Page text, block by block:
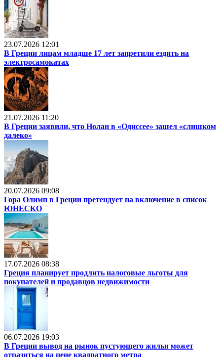
23.07.2026 12:01
В Греции лицам младше 17 лет запретили ездить на
электросамокатах
21.07.2026 11:20
В Греции заявили, что Нолан в «Одиссее» зашел «слишком
далеко»
20.07.2026 09:08
Гора Олимп в Греции претендует на включение в список
ЮНЕСКО
17.07.2026 08:38
Греция планирует продлить налоговые льготы для
покупателей и продавцов недвижимости
06.07.2026 19:03
В Греции вывод на рынок пустующего жилья может
отразиться на цене квадратного метра